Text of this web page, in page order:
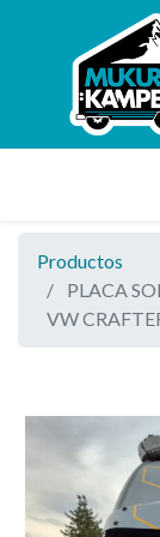
Productos
PLACA
VW